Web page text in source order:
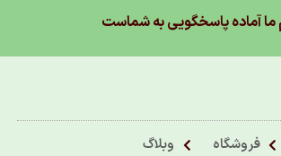
ما آماده پاسخگویی به شماست
فروشگاه
وبلاگ